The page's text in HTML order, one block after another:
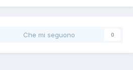
Che mi seguono 0